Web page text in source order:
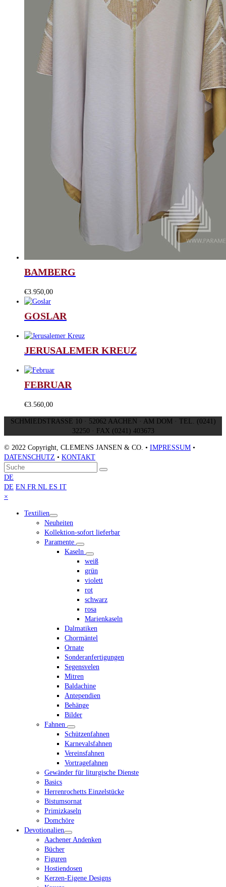
BAMBERG
€3.950,00
GOSLAR
JERUSALEMER KREUZ
FEBRUAR
€3.560,00
SCHMIEDSTRASSE 10 · 52062 AACHEN · AM DOM · TEL. (0241)
32250 · FAX (0241) 403673
© 2022 Copyright, CLEMENS JANSEN & CO. • IMPRESSUM •
DATENSCHUTZ • KONTAKT
An
den
Anfang
scrollen
Suche
Senden
DE
DE EN FR NL ES IT
×
menu
Textilien
Neuheiten
Kollektion-sofort lieferbar
Paramente
Kaseln
weiß
grün
violett
rot
schwarz
rosa
Marienkaseln
Dalmatiken
Chormäntel
Ornate
Sonderanfertigungen
Segensvelen
Mitren
Baldachine
Antependien
Behänge
Bilder
Fahnen
Schützenfahnen
Karnevalsfahnen
Vereinsfahnen
Vortragefahnen
Gewänder für liturgische Dienste
Basics
Herrenrochetts Einzelstücke
Bistumsornat
Primizkaseln
Domchöre
Devotionalien
Aachener Andenken
Bücher
Figuren
Hostiendosen
Kerzen-Eigene Designs